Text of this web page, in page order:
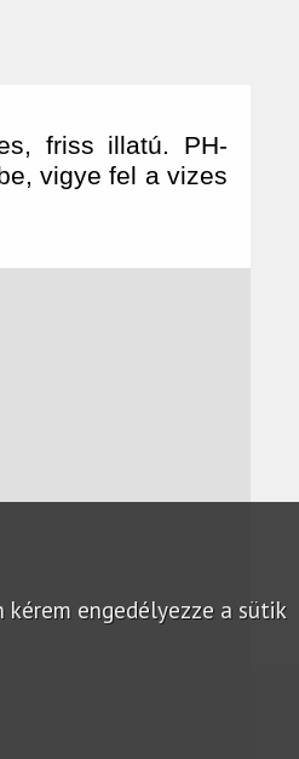
friss illatú. PH-
vigye fel a vizes
engedélyezze a sütik